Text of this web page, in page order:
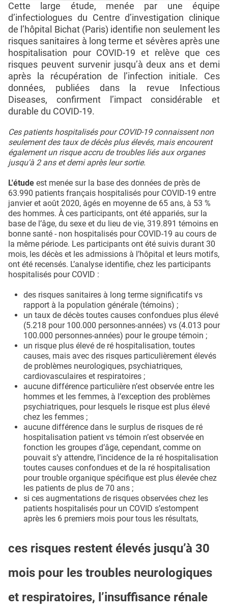
Cette large étude, menée par une équipe
d’infectiologues du Centre d’investigation clinique
de l’hôpital Bichat (Paris) identifie non seulement les
risques sanitaires à long terme et sévères après une
hospitalisation pour COVID-19 et relève que ces
risques peuvent survenir jusqu’à deux ans et demi
après la récupération de l’infection initiale. Ces
données, publiées dans la revue Infectious
Diseases, confirment l’impact considérable et
durable du COVID-19.
Ces patients hospitalisés pour COVID-19 connaissent non
seulement des taux de décès plus élevés, mais encourent
également un risque accru de troubles liés aux organes
jusqu'à 2 ans et demi après leur sortie.
L'étude est menée sur la base des données de près de
63.990 patients français hospitalisés pour COVID-19 entre
janvier et août 2020, âgés en moyenne de 65 ans, à 53 %
des hommes. À ces participants, ont été appariés, sur la
base de l’âge, du sexe et du lieu de vie, 319.891 témoins en
bonne santé - non hospitalisés pour COVID-19 au cours de
la même période. Les participants ont été suivis durant 30
mois, les décès et les admissions à l’hôpital et leurs motifs,
ont été recensés. L’analyse identifie, chez les participants
hospitalisés pour COVID :
des risques sanitaires à long terme significatifs vs
rapport à la population générale (témoins) ;
un taux de décès toutes causes confondues plus élevé
(5.218 pour 100.000 personnes-années) vs (4.013 pour
100.000 personnes-années) pour le groupe témoin ;
un risque plus élevé de ré hospitalisation, toutes
causes, mais avec des risques particulièrement élevés
de problèmes neurologiques, psychiatriques,
cardiovasculaires et respiratoires ;
aucune différence particulière n’est observée entre les
hommes et les femmes, à l’exception des problèmes
psychiatriques, pour lesquels le risque est plus élevé
chez les femmes ;
aucune différence dans le surplus de risques de ré
hospitalisation patient vs témoin n’est observée en
fonction les groupes d’âge, cependant, comme on
pouvait s’y attendre, l’incidence de la ré hospitalisation
toutes causes confondues et de la ré hospitalisation
pour trouble organique spécifique est plus élevée chez
les patients de plus de 70 ans ;
si ces augmentations de risques observées chez les
patients hospitalisés pour un COVID s’estompent
après les 6 premiers mois pour tous les résultats,
ces risques restent élevés jusqu’à 30
mois pour les troubles neurologiques
et respiratoires, l’insuffisance rénale